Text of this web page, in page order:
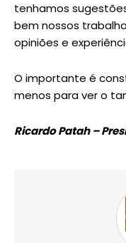
tenhamos
bem nossos
opiniões e
O importante é
menos para ver o
Ricardo Patah –